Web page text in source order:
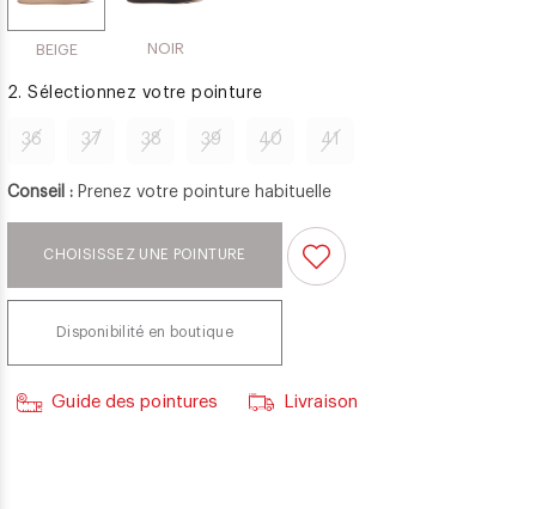
BEIGE NOIR
2. Sélectionnez votre pointure
36 37 38 39 40 41
Conseil : Prenez votre pointure habituelle
CHOISISSEZ UNE POINTURE
Disponibilité en boutique
Guide des pointures Livraison